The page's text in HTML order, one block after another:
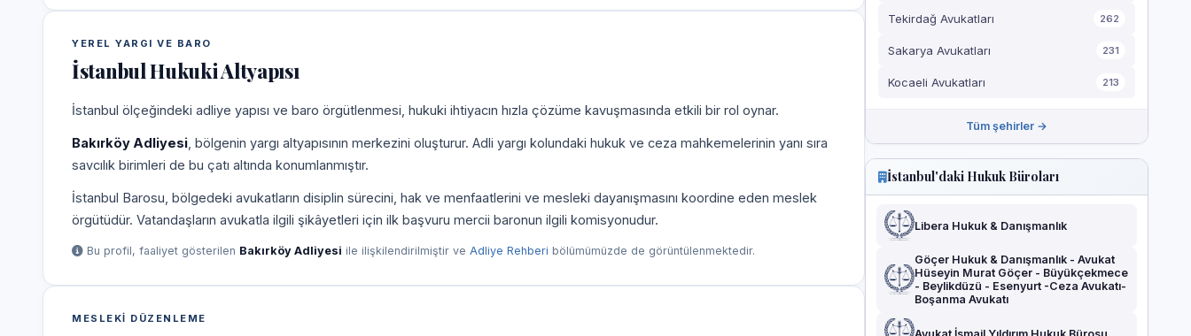
YEREL YARGI VE BARO
İstanbul Hukuki Altyapısı
İstanbul ölçeğindeki adliye yapısı ve baro örgütlenmesi, hukuki ihtiyacın hızla çözüme kavuşmasında etkili bir rol oynar.
Bakırköy Adliyesi , bölgenin yargı altyapısının merkezini oluşturur. Adli yargı kolundaki hukuk ve ceza mahkemelerinin yanı sıra
savcılık birimleri de bu çatı altında konumlanmıştır.
İstanbul Barosu, bölgedeki avukatların disiplin sürecini, hak ve menfaatlerini ve mesleki dayanışmasını koordine eden meslek
örgütüdür. Vatandaşların avukatla ilgili şikâyetleri için ilk başvuru mercii baronun ilgili komisyonudur.
Bu profil, faaliyet gösterilen Bakırköy Adliyesi ile ilişkilendirilmiştir ve Adliye Rehberi bölümümüzde de görüntülenmektedir.
MESLEKI DÜZENLEME
Tekirdağ Avukatları 262
Sakarya Avukatları 231
Kocaeli Avukatları 213
Tüm şehirler →
İstanbul'daki Hukuk Büroları
Libera Hukuk & Danışmanlık
Göçer Hukuk & Danışmanlık - Avukat
Hüseyin Murat Göçer - Büyükçekmece
- Beylikdüzü - Esenyurt -Ceza Avukatı-
Boşanma Avukatı
Avukat İsmail Yıldırım Hukuk Bürosu